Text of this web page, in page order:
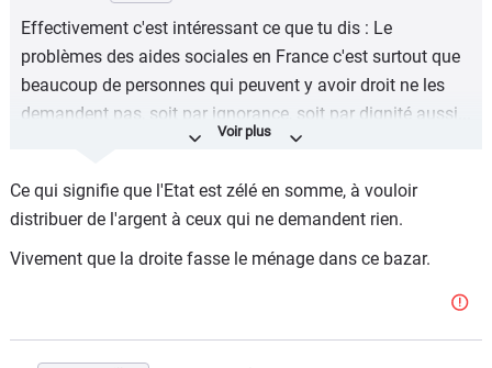
Effectivement c'est intéressant ce que tu dis : Le
problèmes des aides sociales en France c'est surtout que
beaucoup de personnes qui peuvent y avoir droit ne les
demandent pas, soit par ignorance, soit par dignité aussi...
https://www.20minutes.fr/economie/4222427-20260507-
rsa-tiers-francais-eligibles-percoit-aide-concerne
Ce qui signifie que l'Etat est zélé en somme, à vouloir
distribuer de l'argent à ceux qui ne demandent rien.
Vivement que la droite fasse le ménage dans ce bazar.